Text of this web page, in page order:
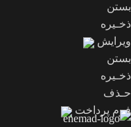
بستن
ذخـیره
ویرایش
بستن
ذخـیره
حـذف
فرم پرداخت